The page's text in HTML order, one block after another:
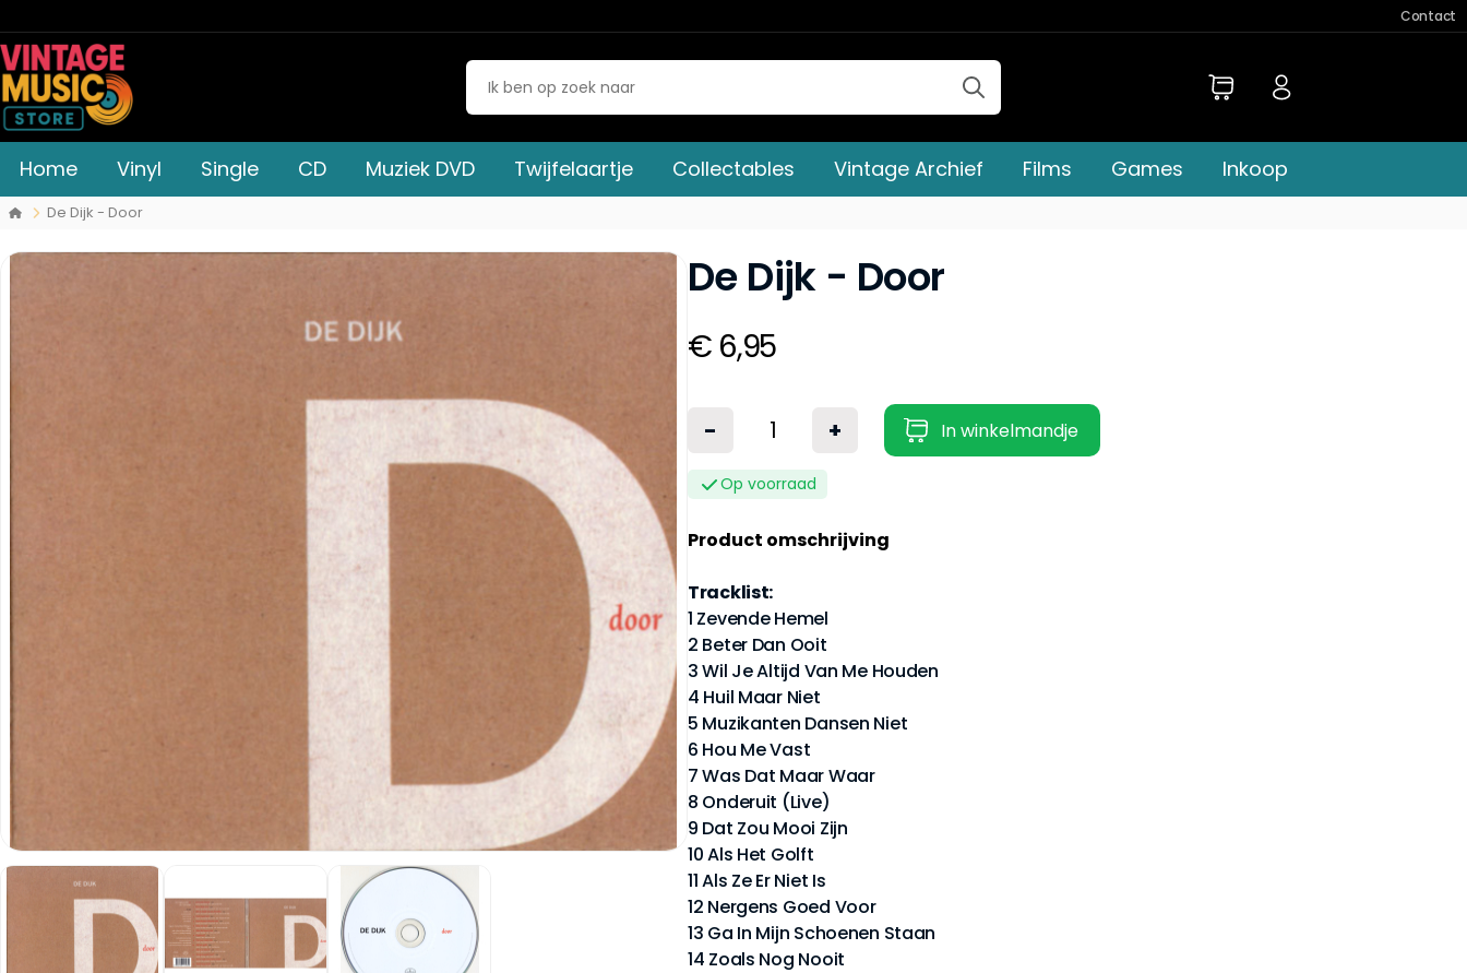
Contact
Home Vinyl Single CD Muziek DVD Twijfelaartje Collectables Vintage Archief Films Games Inkoop
De Dijk - Door
De Dijk - Door
€ 6,95
- + In winkelmandje
Op voorraad
Product omschrijving
Tracklist:
1 Zevende Hemel
2 Beter Dan Ooit
3 Wil Je Altijd Van Me Houden
4 Huil Maar Niet
5 Muzikanten Dansen Niet
6 Hou Me Vast
7 Was Dat Maar Waar
8 Onderuit (Live)
9 Dat Zou Mooi Zijn
10 Als Het Golft
11 Als Ze Er Niet Is
12 Nergens Goed Voor
13 Ga In Mijn Schoenen Staan
14 Zoals Nog Nooit